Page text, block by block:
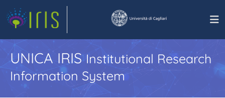
UNICA IRISInstitutional Research
Information System